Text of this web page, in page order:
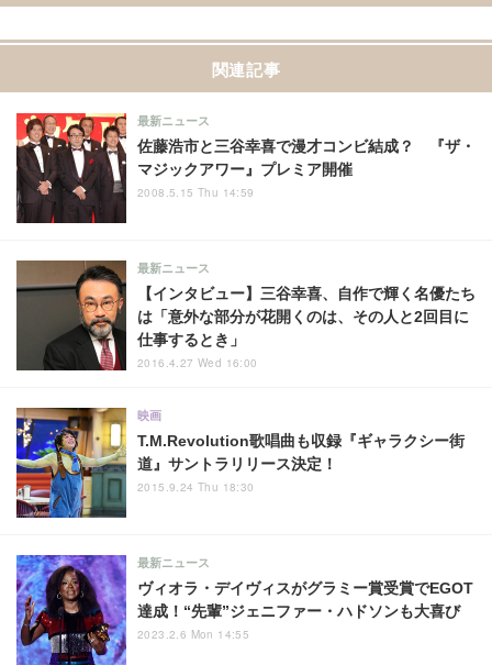
関連記事
佐藤浩市と三谷幸喜で漫才コンビ結成？ 『ザ・
マジックアワー』プレミア開催
最新ニュース
2008.5.15 Thu 14:59
【インタビュー】三谷幸喜、自作で輝く名優たち
は「意外な部分が花開くのは、その人と2回目に
仕事するとき」
最新ニュース
2016.4.27 Wed 16:00
T.M.Revolution歌唱曲も収録『ギャラクシー街
道』サントラリリース決定！
映画
2015.9.24 Thu 18:30
ヴィオラ・デイヴィスがグラミー賞受賞でEGOT
達成！“先輩”ジェニファー・ハドソンも大喜び
最新ニュース
2023.2.6 Mon 14:55